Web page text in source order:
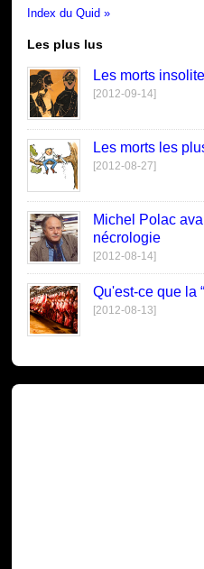
Index du Quid »
Les plus lus
Les morts
[2012-09-14]
Les morts les
[2012-08-27]
Michel Polac
nécrologie
[2012-08-14]
Qu'est-ce que la
[2012-08-13]